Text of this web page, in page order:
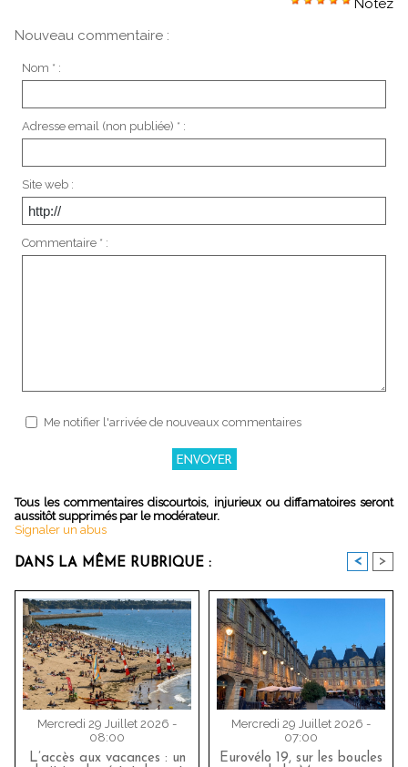
Notez
Nouveau commentaire :
Nom * :
Adresse email (non publiée) * :
Site web :
Commentaire * :
Me notifier l'arrivée de nouveaux commentaires
Tous les commentaires discourtois, injurieux ou diffamatoires seront
aussitôt supprimés par le modérateur.
Signaler un abus
DANS LA MÊME RUBRIQUE : < >
Mercredi 29 Juillet 2026 -
08:00
L’accès aux vacances : un
Mercredi 29 Juillet 2026 -
07:00
Eurovélo 19, sur les boucles